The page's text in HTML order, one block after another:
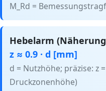
M_Rd =
Hebelarm
z ≈ 0.9 · d [mm]
d = Nutzhöhe; präzise: z =
Druckzonenhöhe)